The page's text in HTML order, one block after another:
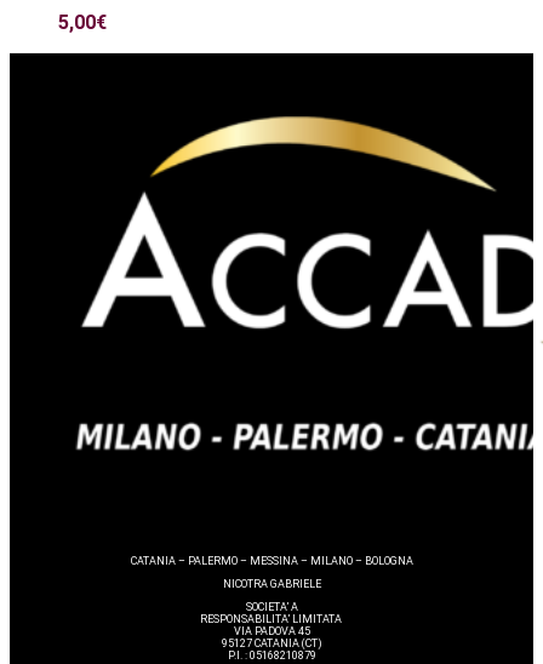
5,00€
CATANIA – PALERMO – MESSINA – MILANO – BOLOGNA
NICOTRA GABRIELE
SOCIETA’ A
RESPONSABILITA’ LIMITATA
VIA PADOVA 45
95127 CATANIA (CT)
P.I. : 05168210879